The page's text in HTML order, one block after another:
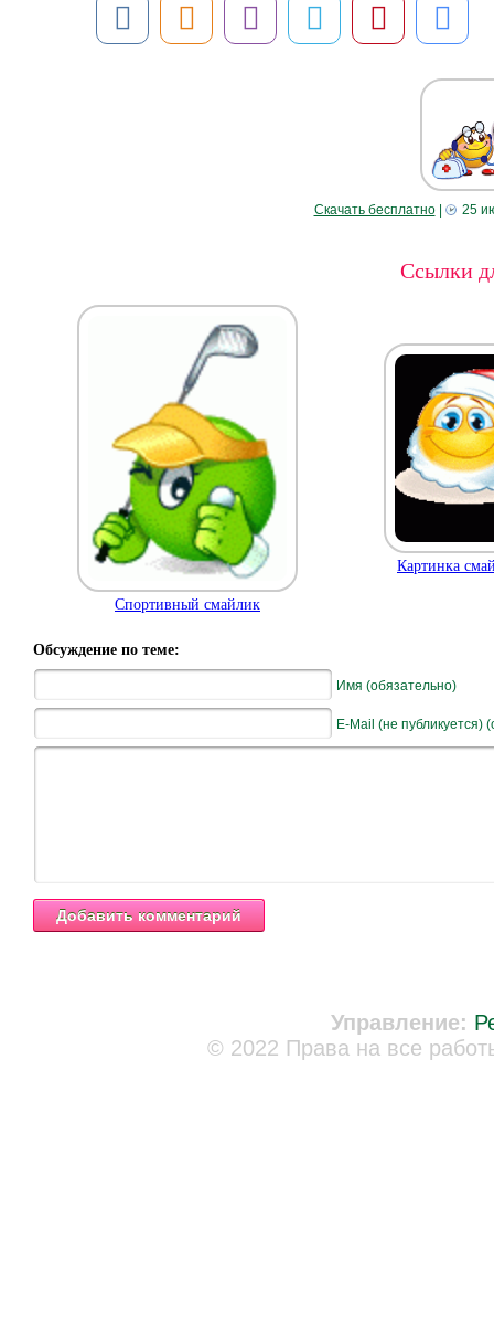
Скачать бесплатно| 25
Ссылки
Спортивный смайлик
Картинка
Обсуждение по теме:
Имя (обязательно)
E-Mail (не публикуется)
Управление:
© 2022 Права на все